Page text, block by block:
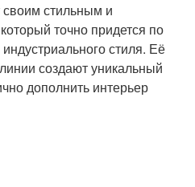
стильным и
точно придется по
стиля. Её
создают уникальный
дополнить интерьер